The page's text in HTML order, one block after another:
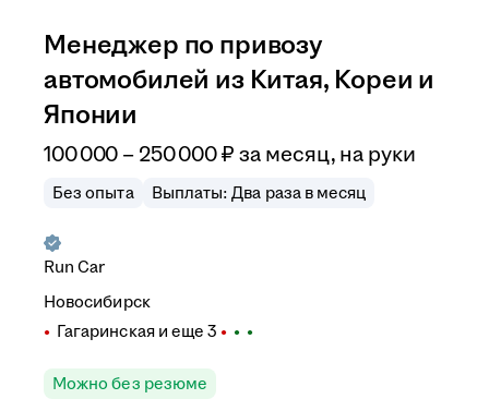
Менеджер по привозу
автомобилей из Китая, Кореи и
Японии
100 000 – 250 000₽ за месяц, на руки
Без опыта Выплаты: Два раза в месяц
Run Car
Новосибирск
Гагаринская и еще 3
Можно без резюме